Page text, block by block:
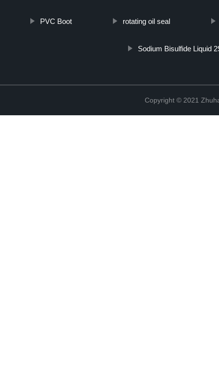
PVC Boot rotating oil seal
Sodium Bisulfide Liquid
Copyright © 2021